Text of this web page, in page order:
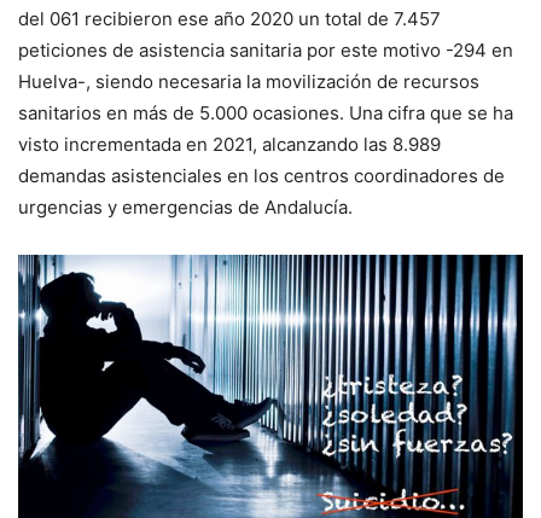
del 061 recibieron ese año 2020 un total de 7.457
peticiones de asistencia sanitaria por este motivo -294 en
Huelva-, siendo necesaria la movilización de recursos
sanitarios en más de 5.000 ocasiones. Una cifra que se ha
visto incrementada en 2021, alcanzando las 8.989
demandas asistenciales en los centros coordinadores de
urgencias y emergencias de Andalucía.